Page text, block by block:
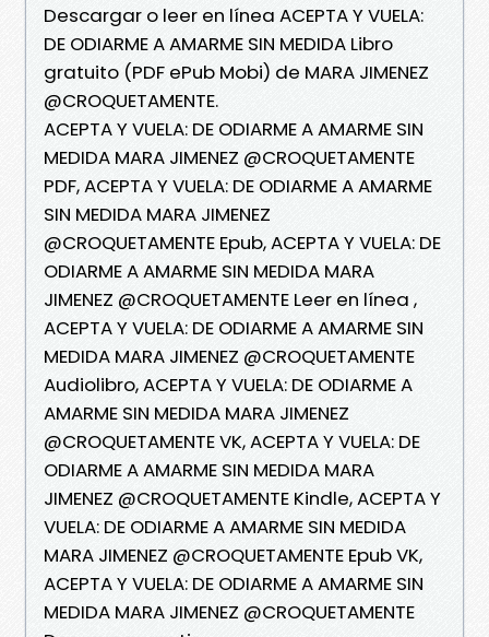
Descargar o leer en línea ACEPTA Y VUELA:
DE ODIARME A AMARME SIN MEDIDA Libro
gratuito (PDF ePub Mobi) de MARA JIMENEZ
@CROQUETAMENTE.
ACEPTA Y VUELA: DE ODIARME A AMARME SIN
MEDIDA MARA JIMENEZ @CROQUETAMENTE
PDF, ACEPTA Y VUELA: DE ODIARME A AMARME
SIN MEDIDA MARA JIMENEZ
@CROQUETAMENTE Epub, ACEPTA Y VUELA: DE
ODIARME A AMARME SIN MEDIDA MARA
JIMENEZ @CROQUETAMENTE Leer en línea ,
ACEPTA Y VUELA: DE ODIARME A AMARME SIN
MEDIDA MARA JIMENEZ @CROQUETAMENTE
Audiolibro, ACEPTA Y VUELA: DE ODIARME A
AMARME SIN MEDIDA MARA JIMENEZ
@CROQUETAMENTE VK, ACEPTA Y VUELA: DE
ODIARME A AMARME SIN MEDIDA MARA
JIMENEZ @CROQUETAMENTE Kindle, ACEPTA Y
VUELA: DE ODIARME A AMARME SIN MEDIDA
MARA JIMENEZ @CROQUETAMENTE Epub VK,
ACEPTA Y VUELA: DE ODIARME A AMARME SIN
MEDIDA MARA JIMENEZ @CROQUETAMENTE